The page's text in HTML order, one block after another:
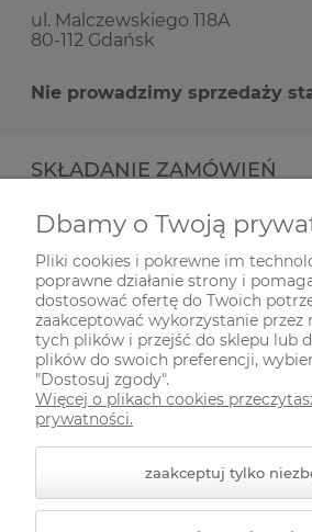
ul. Malczewskiego 118A
80-112 Gdańsk
Nie prowadzimy sprzedaży
SKŁADANIE ZAMÓWIEŃ
INFORMACJE
ODWIEDŹ NAS NA
Dbamy o Twoją
Pliki cookies i pokrewne im
poprawne działanie strony i
dostosować ofertę do Twoich
zaakceptować wykorzystanie przez
tych plików i przejść do sklepu lub
plików do swoich preferencji,
"Dostosuj zgody".
Więcej o plikach cookies
prywatności.
zaakceptuj tylko